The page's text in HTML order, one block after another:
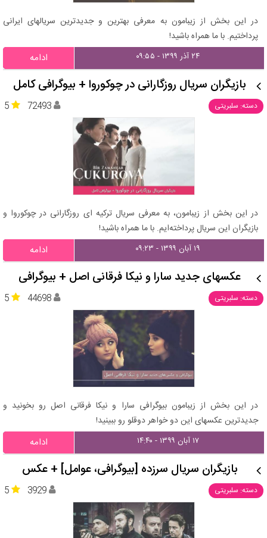
در این بخش از زیبامون به معرفی بهترین و جدیدترین سریالهای ایرانی
پرداختیم. با ما همراه باشید!
۲۴ آذر ۱۳۹۹ - ۰۹:۵۵ ادامه
بازیگران سریال روزگارانی در چوکوروا + بیوگرافی کامل
دسته: سلبریتی 5 72493
در این بخش از زیبامون، به معرفی سریال ترکیه ای روزگارانی در چوکوروا و
بازیگران این سریال پرداخته‌ایم. با ما همراه باشید!
۱۹ آبان ۱۳۹۹ - ۰۹:۲۳ ادامه
عکسهای جدید سارا و نیکا فرقانی اصل + بیوگرافی
دسته: سلبریتی 5 44698
در این بخش از زیبامون بیوگرافی سارا و نیکا فرقانی اصل رو بخونید و
جدیدترین عکسهای این دو خواهر دوقلو رو ببینید!
۱۷ آبان ۱۳۹۹ - ۱۴:۴۰ ادامه
بازیگران سریال سرزده [بیوگرافی، عوامل] + عکس
دسته: سلبریتی 5 3929